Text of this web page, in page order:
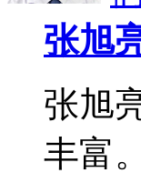
张旭
张旭
丰富